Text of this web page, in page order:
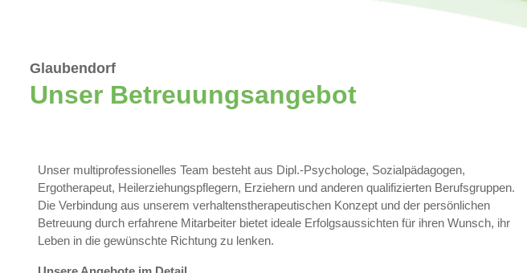
Glaubendorf
Unser Betreuungsangebot
Unser multiprofessionelles Team besteht aus Dipl.-Psychologe, Sozialpädagogen,
Ergotherapeut, Heilerziehungspflegern, Erziehern und anderen qualifizierten Berufsgruppen.
Die Verbindung aus unserem verhaltenstherapeutischen Konzept und der persönlichen
Betreuung durch erfahrene Mitarbeiter bietet ideale Erfolgsaussichten für ihren Wunsch, ihr
Leben in die gewünschte Richtung zu lenken.